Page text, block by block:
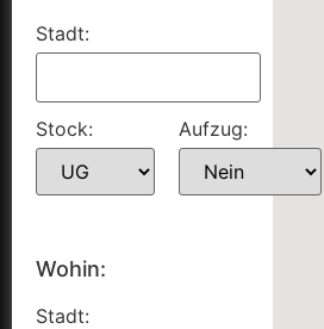
Stadt:
Stock: Aufzug:
Wohin:
Stadt: